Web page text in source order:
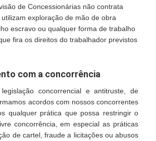
de Concessionárias não contrata
exploração de mão de obra
escravo ou qualquer forma de trabalho
fira os direitos do trabalhador previstos
com a concorrência
concorrencial e antitruste, de
acordos com nossos concorrentes
qualquer prática que possa restringir o
concorrência, em especial as práticas
de cartel, fraude a licitações ou abusos